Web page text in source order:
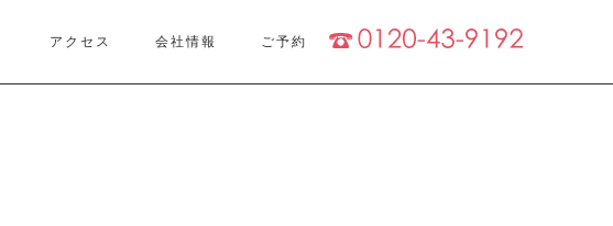
アクセス 会社情報 ご予約